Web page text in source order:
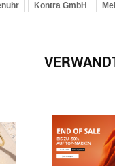
Kontra GmbH